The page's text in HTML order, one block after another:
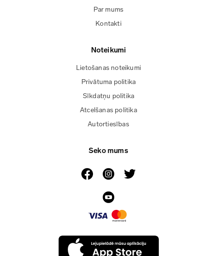
Par mums
Kontakti
Noteikumi
Lietošanas noteikumi
Privātuma politika
Sīkdatņu politika
Atcelšanas politika
Autortiesības
Seko mums